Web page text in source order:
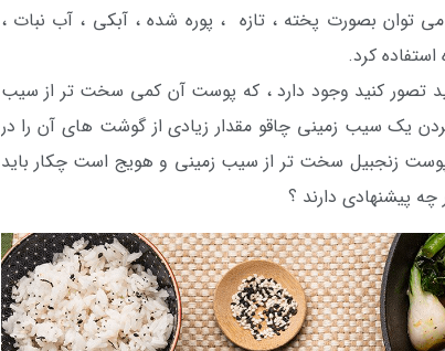
توان بصورت پخته ، تازه ، پوره شده ، آبکی ، آب نبات ،
کرد.
تصور کنید وجود دارد ، که پوست آن کمی سخت تر از سیب
یک سیب زمینی چاقو مقدار زیادی از گوشت های آن را در
پوست زنجبیل سخت تر از سیب زمینی و هویج است چکار باید
پیشنهادی دارند ؟